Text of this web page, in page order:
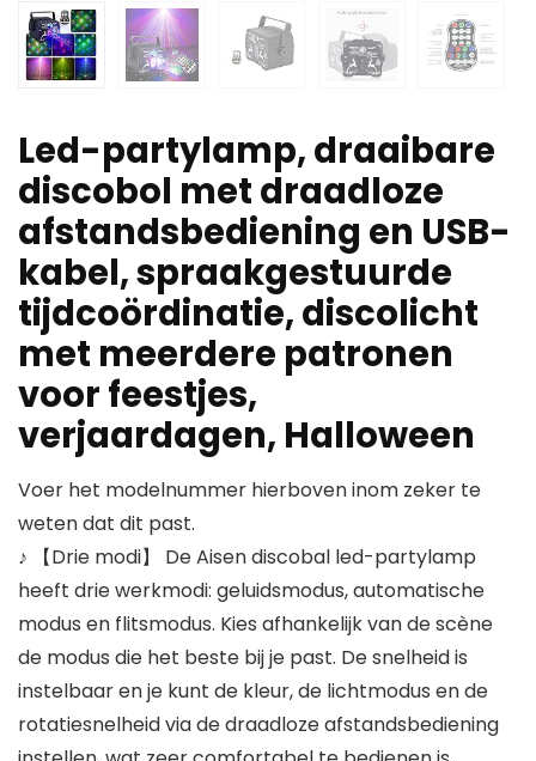
Led-partylamp, draaibare
discobol met draadloze
afstandsbediening en USB-
kabel, spraakgestuurde
tijdcoördinatie, discolicht
met meerdere patronen
voor feestjes,
verjaardagen, Halloween
Voer het modelnummer hierboven inom zeker te
weten dat dit past.
♪ 【Drie modi】 De Aisen discobal led-partylamp
heeft drie werkmodi: geluidsmodus, automatische
modus en flitsmodus. Kies afhankelijk van de scène
de modus die het beste bij je past. De snelheid is
instelbaar en je kunt de kleur, de lichtmodus en de
rotatiesnelheid via de draadloze afstandsbediening